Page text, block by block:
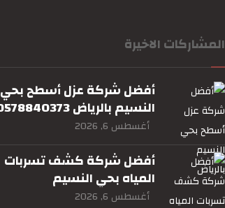
المشاركات الاخيرة
أفضل شركة عزل أسطح بحي
النسيم بالرياض 0578840373
أغسطس 6, 2026
أفضل شركة كشف تسربات
المياه بحي النسيم
بالرياض0578840373
أغسطس 6, 2026